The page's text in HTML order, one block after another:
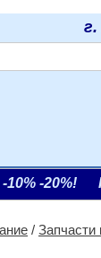
10% -20%!
/ Запчасти